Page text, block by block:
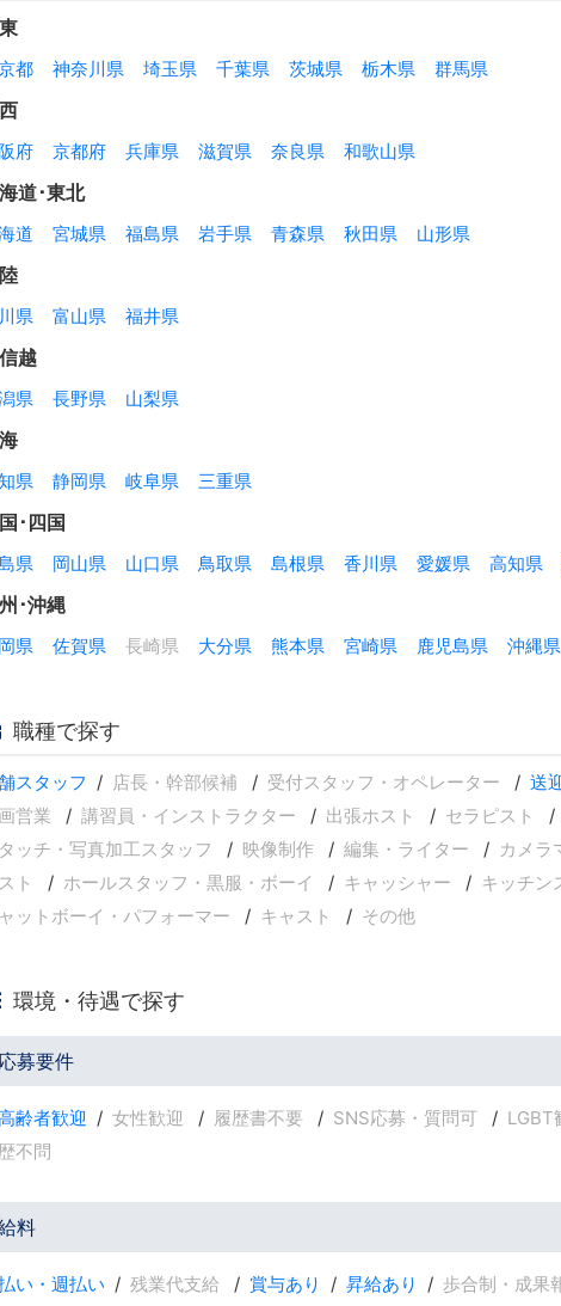
都 神奈川県 埼玉県 千葉県 茨城県 栃木県 群馬県
府 京都府 兵庫県 滋賀県 奈良県 和歌山県
道･東北
道 宮城県 福島県 岩手県 青森県 秋田県 山形県
県 富山県 福井県
越
県 長野県 山梨県
県 静岡県 岐阜県 三重県
･四国
県 岡山県 山口県 鳥取県 島根県 香川県 愛媛県 高知県
･沖縄
県 佐賀県 長崎県 大分県 熊本県 宮崎県 鹿児島県 沖縄県
職種で探す
スタッフ 店長・幹部候補 受付スタッフ・オペレーター 送
営業
講習員・インストラクター 出張ホスト セラピスト
ッチ・写真加工スタッフ
映像制作 編集・ライター カメラ
ト
ホールスタッフ・黒服・ボーイ キャッシャー キッチン
ットボーイ・パフォーマー
キャスト その他
環境・待遇で探す
応募要件
齢者歓迎 女性歓迎 履歴書不要 SNS応募・質問可 LGBT
不問
料
い・週払い 残業代支給 賞与あり 昇給あり 歩合制・成果